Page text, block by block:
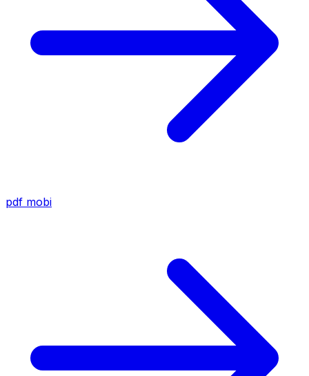
pdf mobi